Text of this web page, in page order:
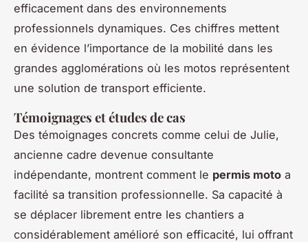
efficacement dans des environnements
professionnels dynamiques. Ces chiffres mettent
en évidence l’importance de la mobilité dans les
grandes agglomérations où les motos représentent
une solution de transport efficiente.
Témoignages et études de cas
Des témoignages concrets comme celui de Julie,
ancienne cadre devenue consultante
indépendante, montrent comment le permis moto a
facilité sa transition professionnelle. Sa capacité à
se déplacer librement entre les chantiers a
considérablement amélioré son efficacité, lui offrant